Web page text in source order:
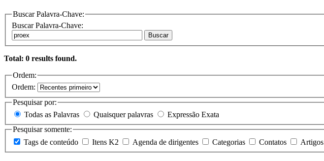
Buscar Palavra-Chave:
Buscar Palavra-Chave:
Buscar
Total: 0 results found.
Ordem:
Ordem:
Pesquisar por:
Todas as Palavras
Quaisquer palavras
Expressão Exata
Pesquisar somente:
Tags de conteúdo
Itens K2 Agenda de dirigentes Categorias Contatos Artigos